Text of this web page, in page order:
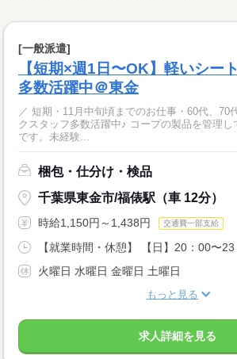
[一般派遣]
【短期×週1日〜OK】軽いシー
多数活躍中＠東金
／ 短期・11月中旬頃までのお仕事・60代、70代も活躍中！ アイテッ
クスタッフ多数活躍中♪ コープの製品を管理している倉庫内での作業
です。未経験...
梱包・仕分け・検品
千葉県東金市/福俵駅（車 12分）
時給1,150円～1,438円 交通費一部支給
【就業時間・休憩】 【日】20：00〜
火曜日 水曜日 金曜日 土曜日
もっと見る
求人詳細を見る